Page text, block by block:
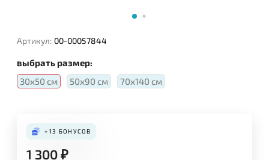
Артикул: 00-00057844
выбрать размер:
30х50 см
50х90 см 70х140 см
+13 БОНУСОВ
1 300₽